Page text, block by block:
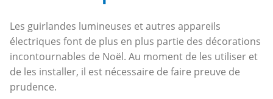
Les guirlandes lumineuses et autres appareils
électriques font de plus en plus partie des décorations
incontournables de Noël. Au moment de les utiliser et
de les installer, il est nécessaire de faire preuve de
prudence.